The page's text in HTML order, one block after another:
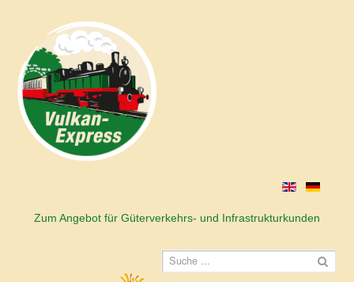
Zum Angebot für Güterverkehrs- und Infrastrukturkunden